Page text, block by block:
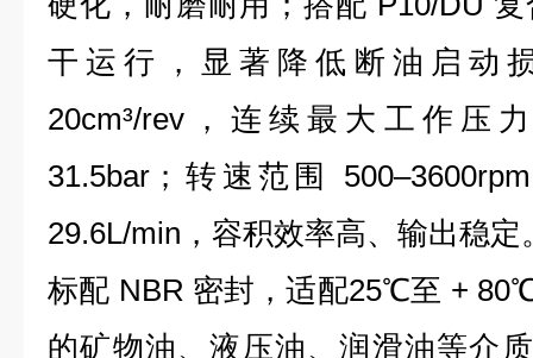
干运行，显著降低断油启动
20cm³/rev，连续最大工作压
31.5bar；转速范围
29.6L/min，容积效率高、输出稳定
标配 NBR 密封，适配25℃至 +
的矿物油、液压油、润滑油等介